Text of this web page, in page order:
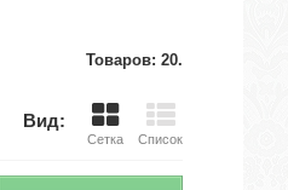
Товаров: 20.
Вид:
Сетка Список